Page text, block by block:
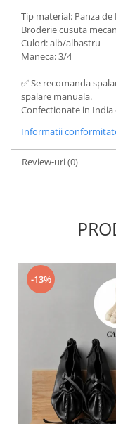
Tip material:
Broderie cusuta
Culori: alb/albastru
Maneca: 3/4
✅ Se recomanda
spalare manuala.
Confectionate in
Informatii
Review-uri(0)
-13%